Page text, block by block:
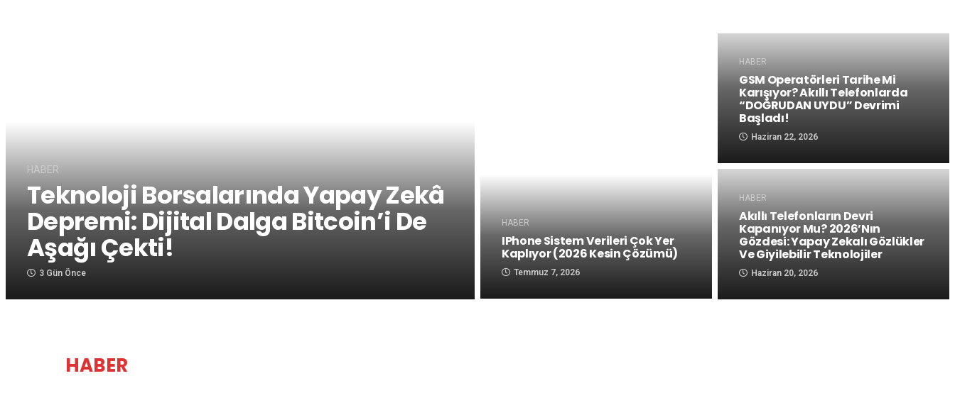
HABER
Teknoloji Borsalarında Yapay Zekâ
Depremi: Dijital Dalga Bitcoin’i De
Aşağı Çekti!
3 Gün Önce
HABER
IPhone Sistem Verileri Çok Yer
Kaplıyor (2026 Kesin Çözümü)
Temmuz 7, 2026
HABER
GSM Operatörleri Tarihe Mi
Karışıyor? Akıllı Telefonlarda
“DOĞRUDAN UYDU” Devrimi
Başladı!
Haziran 22, 2026
HABER
Akıllı Telefonların Devri
Kapanıyor Mu? 2026’nın
Gözdesi: Yapay Zekalı Gözlükler
Ve Giyilebilir Teknolojiler
Haziran 20, 2026
HABER